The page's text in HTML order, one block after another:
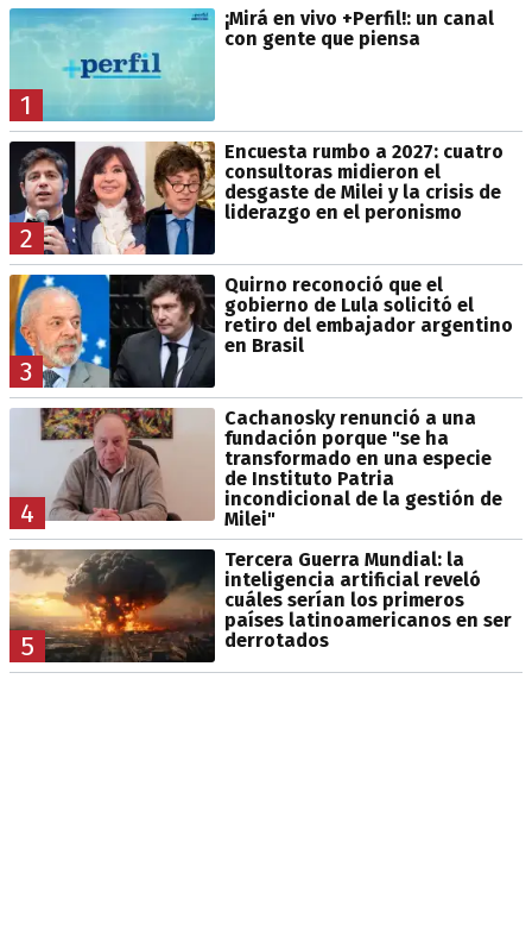
1
¡Mirá en vivo +Perfil!: un canal
con gente que piensa
2
Encuesta rumbo a 2027: cuatro
consultoras midieron el
desgaste de Milei y la crisis de
liderazgo en el peronismo
3
Quirno reconoció que el
gobierno de Lula solicitó el
retiro del embajador argentino
en Brasil
4
Cachanosky renunció a una
fundación porque "se ha
transformado en una especie
de Instituto Patria
incondicional de la gestión de
Milei"
5
Tercera Guerra Mundial: la
inteligencia artificial reveló
cuáles serían los primeros
países latinoamericanos en ser
derrotados